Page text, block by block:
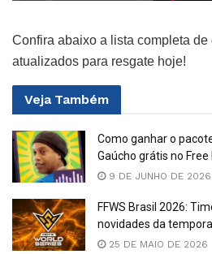
Confira abaixo a lista completa
atualizados para resgate hoje!
Veja Também
Como ganhar o
Gaúcho grátis no Free
9 DE JUNHO DE 2026
FFWS Brasil 2026:
novidades da
25 DE MAIO DE 2026